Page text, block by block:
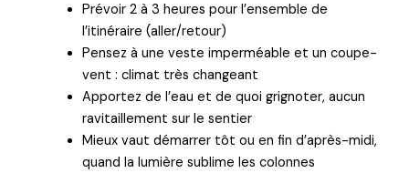
Prévoir 2 à 3 heures pour l’ensemble de
l’itinéraire (aller/retour)
Pensez à une veste imperméable et un coupe-
vent : climat très changeant
Apportez de l’eau et de quoi grignoter, aucun
ravitaillement sur le sentier
Mieux vaut démarrer tôt ou en fin d’après-midi,
quand la lumière sublime les colonnes